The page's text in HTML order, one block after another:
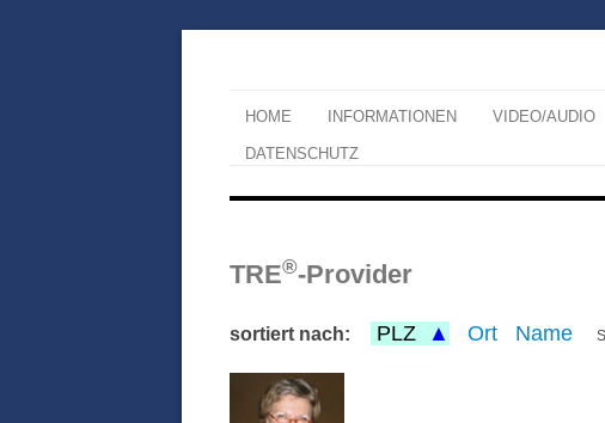
HOME INFORMATIONEN VIDEO/AUDIO
DATENSCHUTZ
TRE®-Provider
sortiert nach: PLZ Ort Name